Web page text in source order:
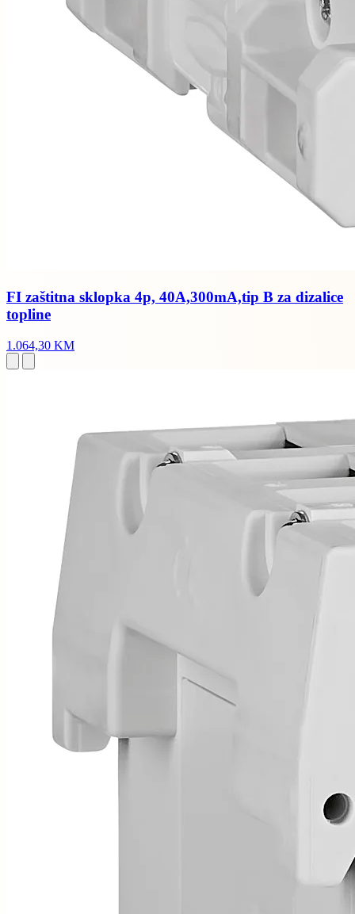
FI zaštitna sklopka 4p, 40A,300mA,tip B za dizalice
topline
1.064,30 KM